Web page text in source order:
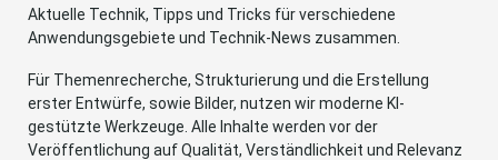
Aktuelle Technik, Tipps und Tricks für verschiedene
Anwendungsgebiete und Technik-News zusammen.
Für Themenrecherche, Strukturierung und die Erstellung
erster Entwürfe, sowie Bilder, nutzen wir moderne KI-
gestützte Werkzeuge. Alle Inhalte werden vor der
Veröffentlichung auf Qualität, Verständlichkeit und Relevanz